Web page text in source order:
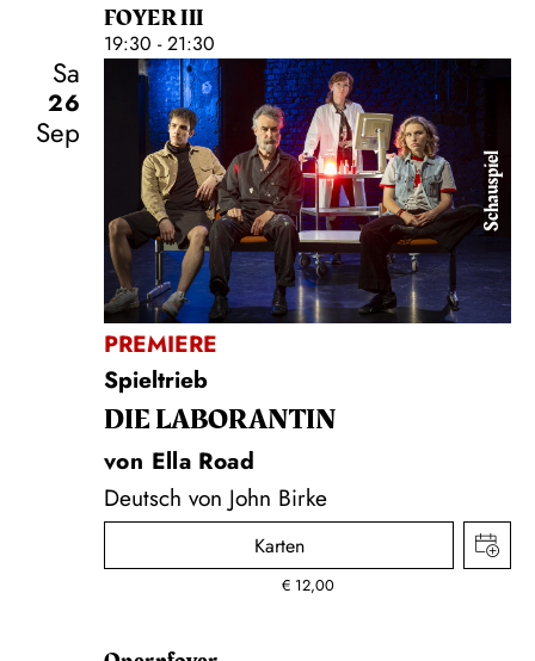
FOYER III
19:30 - 21:30
Sa
26
Sep
Schauspiel
PREMIERE
Spieltrieb
DIE LA­BO­RAN­TIN
von Ella Road
Deutsch von John Birke
Karten
€ 12,00